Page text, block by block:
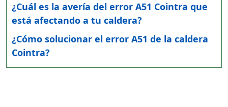
¿Cuál es la avería del error A51 Cointra que
está afectando a tu caldera?
¿Cómo solucionar el error A51 de la caldera
Cointra?